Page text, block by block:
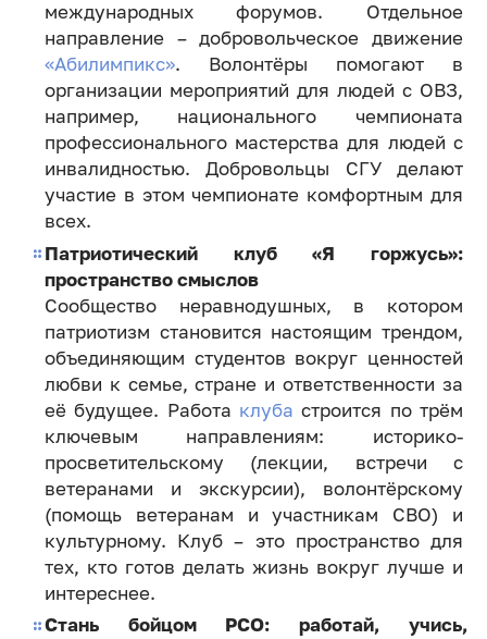
международных форумов. Отдельное
направление – добровольческое движение
«Абилимпикс». Волонтёры помогают в
организации мероприятий для людей с ОВЗ,
например, национального чемпионата
профессионального мастерства для людей с
инвалидностью. Добровольцы СГУ делают
участие в этом чемпионате комфортным для
всех.
Патриотический клуб «Я горжусь»:
пространство смыслов
Сообщество неравнодушных, в котором
патриотизм становится настоящим трендом,
объединяющим студентов вокруг ценностей
любви к семье, стране и ответственности за
её будущее. Работа клубастроится по трём
ключевым направлениям: историко-
просветительскому (лекции, встречи с
ветеранами и экскурсии), волонтёрскому
(помощь ветеранам и участникам СВО) и
культурному. Клуб – это пространство для
тех, кто готов делать жизнь вокруг лучше и
интереснее.
Стань бойцом РСО: работай, учись,